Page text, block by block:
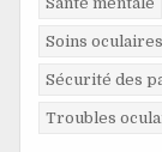
Soins
Sécurité des
Troubles